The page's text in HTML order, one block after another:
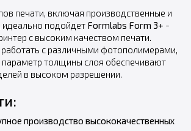
печати, включая производственные и
подойдет Formlabs Form 3+ -
с высоким качеством печати.
с различными фотополимерами,
толщины слоя обеспечивают
в высоком разрешении.
производство высококачественных